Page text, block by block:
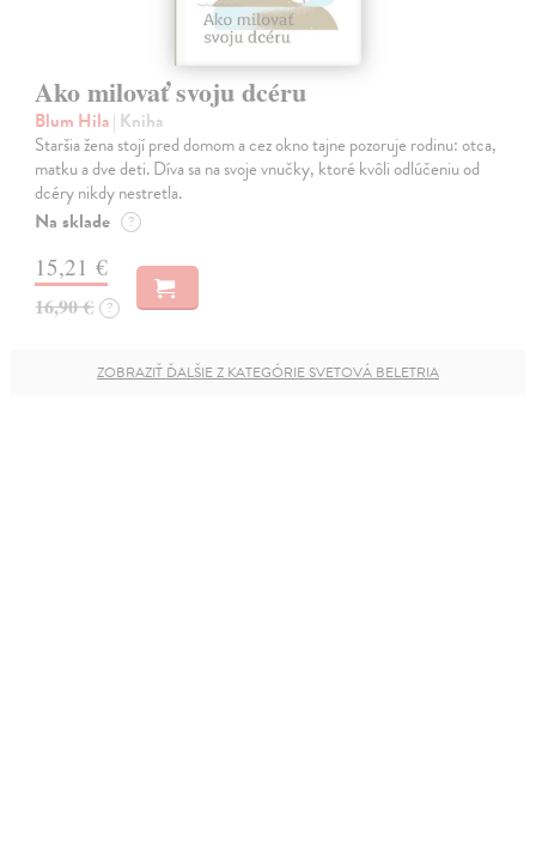
Ako milovať svoju dcéru
Blum Hila| Kniha
Staršia žena stojí pred domom a cez okno tajne pozoruje rodinu: otca,
matku a dve deti. Díva sa na svoje vnučky, ktoré kvôli odlúčeniu od
dcéry nikdy nestretla.
Na sklade ?
15,21 €
16,90 € ?
ZOBRAZIŤ ĎALŠIE Z KATEGÓRIE SVETOVÁ BELETRIA